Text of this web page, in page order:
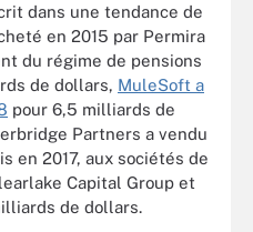
dans une tendance de
en 2015 par Permira
du régime de pensions
de dollars, MuleSoft a
pour 6,5 milliards de
Partners a vendu
en 2017, aux sociétés de
Capital Group et
de dollars.